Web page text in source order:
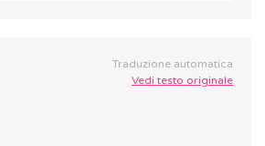
Traduzione automatica
Vedi testo originale